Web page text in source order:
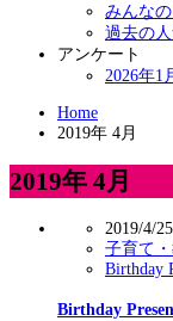
みんな
過去の
アンケート
2026年1
Home
2019年 4月
2019年 4月
2019/4/25
子育て
Birthday
Birthday